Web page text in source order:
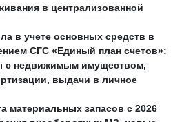
в централизованной
в учете основных средств в
СГС «Единый план счетов»:
с недвижимым имуществом,
выдачи в личное
материальных запасов с 2026